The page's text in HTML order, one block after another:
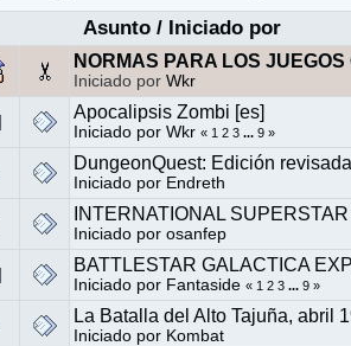
Asunto/ Iniciado por
NORMAS PARA LOS
Iniciado porWkr
Apocalipsis Zombi [es]
Iniciado porWkr « 1 2 3 ...9 »
DungeonQuest: Edición
Iniciado por Endreth
INTERNATIONAL
Iniciado porosanfep
BATTLESTAR GALACTICA
Iniciado por Fantaside « 1 2 3 ...9 »
La Batalla del Alto Tajuña, abril
Iniciado por Kombat